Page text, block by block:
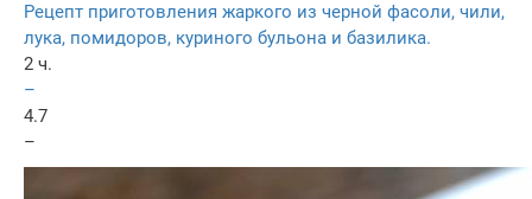
Рецепт приготовления жаркого из черной фасоли, чили,
лука, помидоров, куриного бульона и базилика.
2 ч.
–
4.7
–